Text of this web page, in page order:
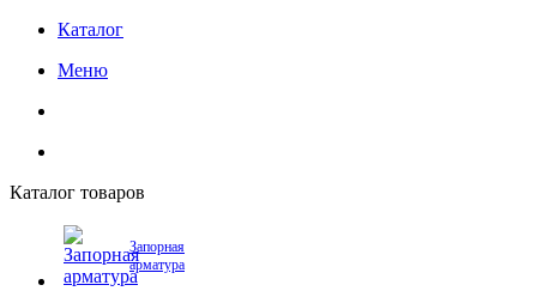
Каталог
Меню
Каталог товаров
Запорная
арматура